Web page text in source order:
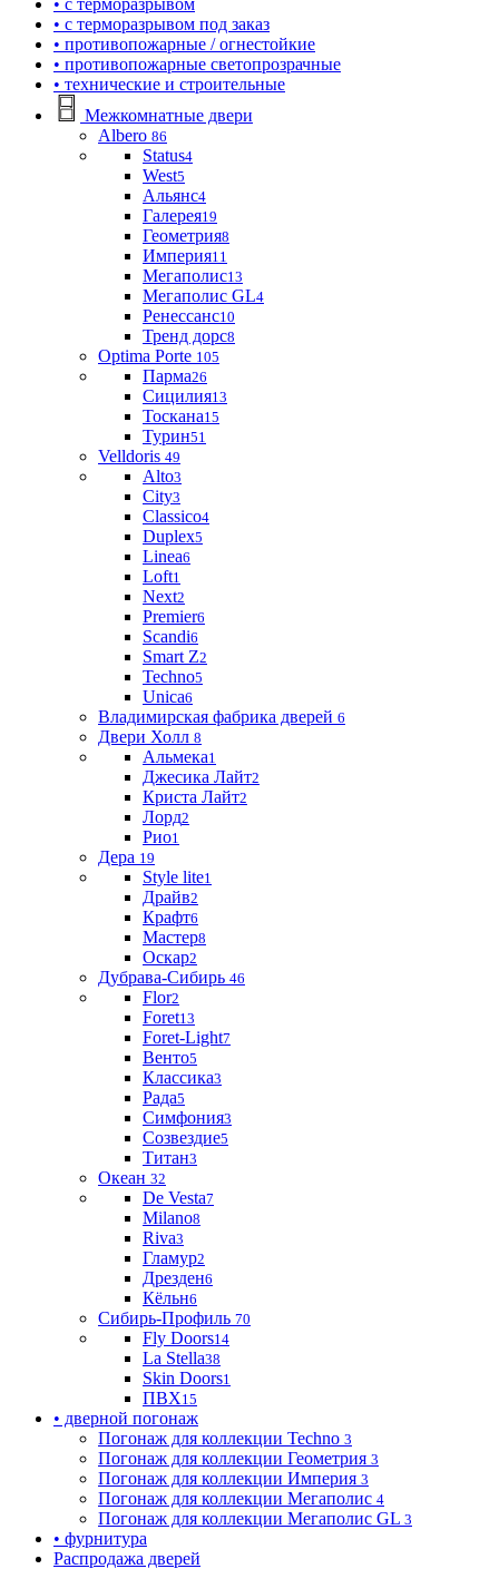
• с терморазрывом
• с терморазрывом под заказ
• противопожарные / огнестойкие
• противопожарные светопрозрачные
• технические и строительные
Межкомнатные двери
Albero 86
Status4
West5
Альянс4
Галерея19
Геометрия8
Империя11
Мегаполис13
Мегаполис GL4
Ренессанс10
Тренд дорс8
Optima Porte 105
Парма26
Сицилия13
Тоскана15
Турин51
Velldoris 49
Alto3
City3
Classico4
Duplex5
Linea6
Loft1
Next2
Premier6
Scandi6
Smart Z2
Techno5
Unica6
Владимирская фабрика дверей 6
Двери Холл 8
Альмека1
Джесика Лайт2
Криста Лайт2
Лорд2
Рио1
Дера 19
Style lite1
Драйв2
Крафт6
Мастер8
Оскар2
Дубрава-Сибирь 46
Flor2
Foret13
Foret-Light7
Венто5
Классика3
Рада5
Симфония3
Созвездие5
Титан3
Океан 32
De Vesta7
Milano8
Riva3
Гламур2
Дрезден6
Кёльн6
Сибирь-Профиль 70
Fly Doors14
La Stella38
Skin Doors1
ПВХ15
• дверной погонаж
Погонаж для коллекции Techno 3
Погонаж для коллекции Геометрия 3
Погонаж для коллекции Империя 3
Погонаж для коллекции Мегаполис 4
Погонаж для коллекции Мегаполис GL 3
• фурнитура
Распродажа дверей